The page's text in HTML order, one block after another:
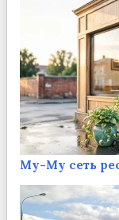
Му-Му сеть